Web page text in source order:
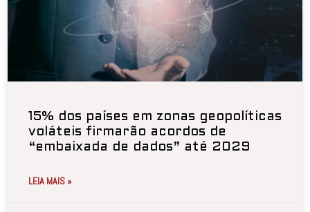
15% dos países em zonas geopolíticas
voláteis firmarão acordos de
“embaixada de dados” até 2029
LEIA MAIS »